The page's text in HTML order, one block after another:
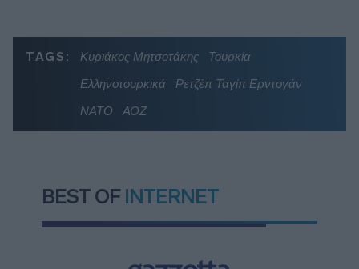
TAGS: Κυριάκος Μητσοτάκης
Τουρκία
Ελληνοτουρκικά
Ρετζέπ Ταγίπ Ερντογάν
ΝΑΤΟ
ΑΟΖ
BEST OF INTERNET